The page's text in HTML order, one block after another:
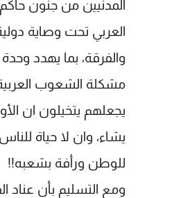
المدنيين من جنون
العربي تحت وصاية
والفرقة، بما يهدد
مشكلة الشعوب
يجعلهم يتخيلون ان
يشاء، وان لا حياة
للوطن ورأفة بشعبه!!
ومع التسليم بأن عناد